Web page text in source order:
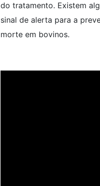
do tratamento. Existem
sinal de alerta para a
morte em bovinos.